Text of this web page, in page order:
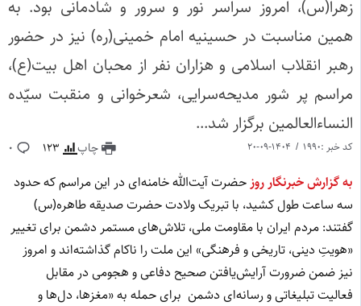
زهرا(س)، امروز سراسر نور و سرور و شادمانی بود. به
همین مناسبت در حسینیه امام خمینی(ره) نیز در حضور
رهبر انقلاب اسلامی و هزاران نفر از محبان اهل بیت(ع)،
مراسم پر شور مدیحه‌سرایی، شعرخوانی و منقبت سیّده
النساء‌العالمین برگزار شد...
کد خبر :1990 چاپ 123
0
به گزارش خبرنگار روز حضرت آیت‌الله خامنه‌ای در این مراسم که حدود
سه ساعت طول کشید، با تبریک ولادت حضرت صدیقه طاهره(س)
گفتند: مردم ایران با مقاومت ملی، تلاش‌های مستمر دشمن برای تغییر
«هویتِ دینی، تاریخی و فرهنگی» این ملت را ناکام گذاشته‌اند و امروز
نیز ضمن ضرورت آرایش‌یافتن صحیح دفاعی و هجومی در مقابل
فعالیت تبلیغاتی و رسانه‌ای دشمن برای حمله به «مغزها، دل‌ها و